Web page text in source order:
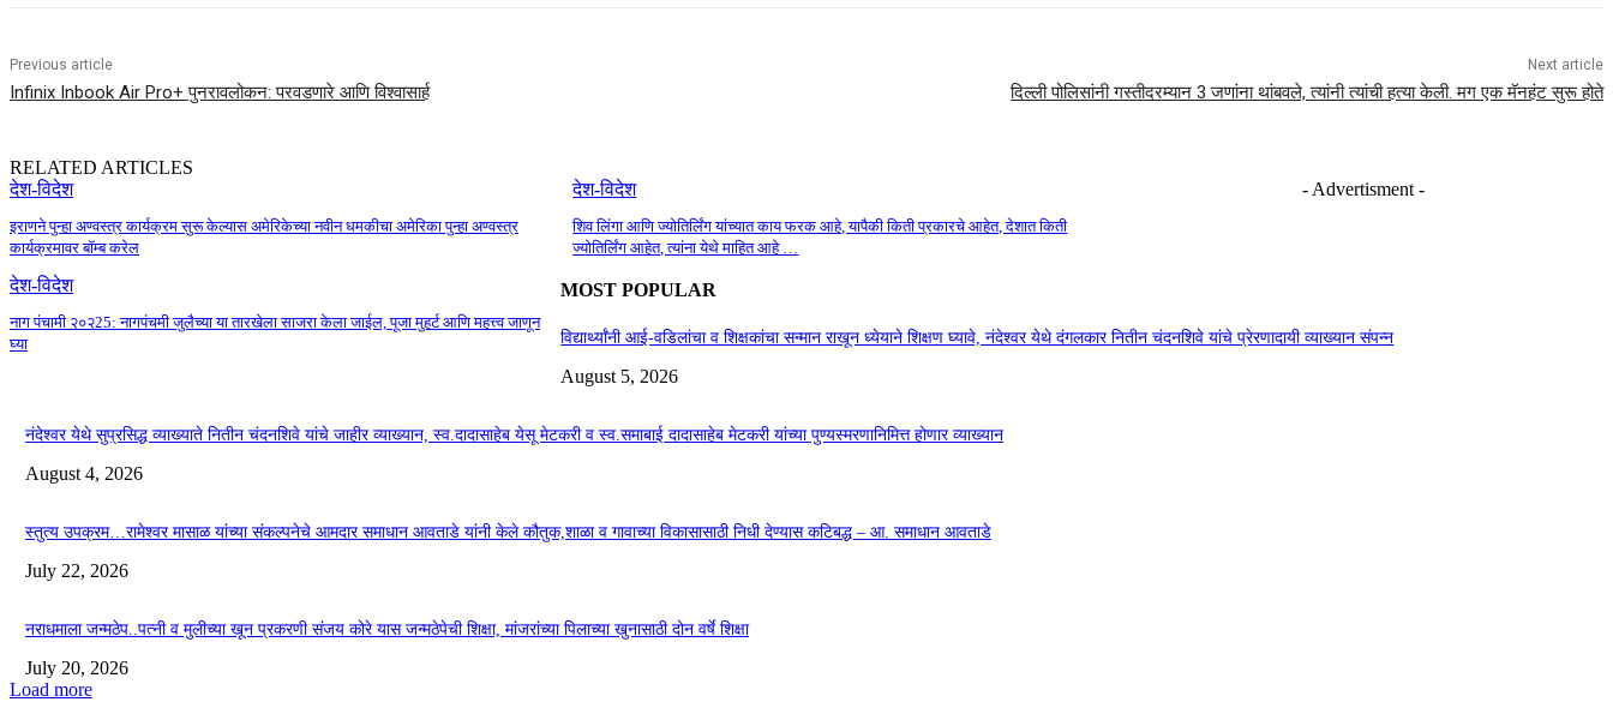
Previous article
Infinix Inbook Air Pro+ पुनरावलोकन: परवडणारे आणि विश्वासार्ह
Next article
दिल्ली पोलिसांनी गस्तीदरम्यान 3 जणांना थांबवले, त्यांनी त्यांची हत्या केली. मग एक मॅनहंट सुरू होते
RELATED ARTICLES
देश-विदेश
इराणने पुन्हा अण्वस्त्र कार्यक्रम सुरू केल्यास अमेरिकेच्या नवीन धमकीचा अमेरिका पुन्हा अण्वस्त्र
कार्यक्रमावर बॉम्ब करेल
देश-विदेश
शिव लिंगा आणि ज्योतिर्लिंग यांच्यात काय फरक आहे, यापैकी किती प्रकारचे आहेत, देशात किती
ज्योतिर्लिंग आहेत, त्यांना येथे माहित आहे …
देश-विदेश
नाग पंचामी २०२25: नागपंचमी जुलैच्या या तारखेला साजरा केला जाईल, पूजा मुहर्ट आणि महत्त्व जाणून
घ्या
- Advertisment -
MOST POPULAR
विद्यार्थ्यांनी आई-वडिलांचा व शिक्षकांचा सन्मान राखून ध्येयाने शिक्षण घ्यावे, नंदेश्वर येथे दंगलकार नितीन चंदनशिवे यांचे प्रेरणादायी व्याख्यान संपन्न
August 5, 2026
नंदेश्वर येथे सुप्रसिद्ध व्याख्याते नितीन चंदनशिवे यांचे जाहीर व्याख्यान, स्व.दादासाहेब येसू मेटकरी व स्व.समाबाई दादासाहेब मेटकरी यांच्या पुण्यस्मरणानिमित्त होणार व्याख्यान
August 4, 2026
स्तुत्य उपक्रम…रामेश्वर मासाळ यांच्या संकल्पनेचे आमदार समाधान आवताडे यांनी केले कौतुक,शाळा व गावाच्या विकासासाठी निधी देण्यास कटिबद्ध – आ. समाधान आवताडे
July 22, 2026
नराधमाला जन्मठेप..पत्नी व मुलीच्या खून प्रकरणी संजय कोरे यास जन्मठेपेची शिक्षा, मांजरांच्या पिलाच्या खुनासाठी दोन वर्षे शिक्षा
July 20, 2026
Load more